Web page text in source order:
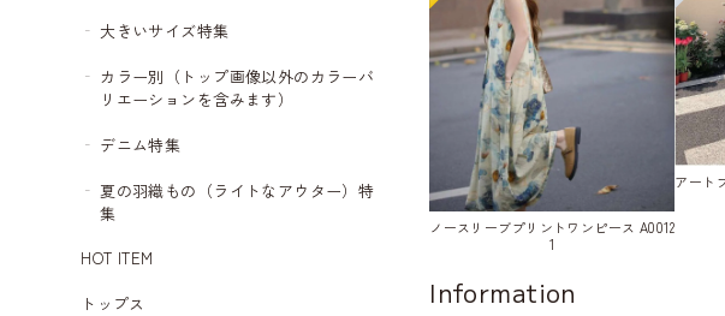
大きいサイズ特集
カラー別（トップ画像以外のカラーバ
リエーションを含みます）
デニム特集
夏の羽織もの（ライトなアウター）特
集
HOT ITEM
トップス
ノースリーブプリントワンピース A0012
1
アート
Information